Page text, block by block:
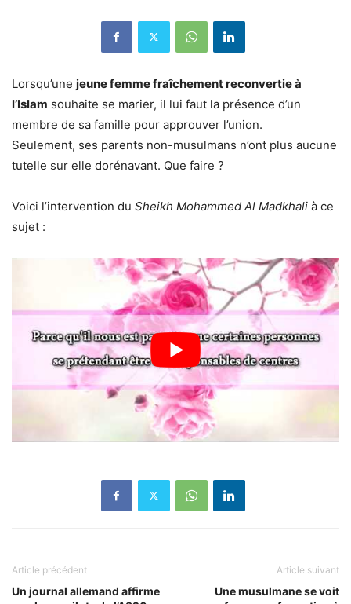
Lorsqu’une jeune femme fraîchement reconvertie à
l’Islam souhaite se marier, il lui faut la présence d’un
membre de sa famille pour approuver l’union.
Seulement, ses parents non-musulmans n’ont plus aucune
tutelle sur elle dorénavant. Que faire ?
Voici l’intervention du Sheikh Mohammed Al Madkhali à ce
sujet :
Article précédent
Un journal allemand affirme
Article suivant
Une musulmane se voit